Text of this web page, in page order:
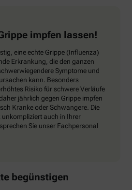
impfen lassen!
eine echte Grippe (Influenza)
Erkrankung, die den ganzen
Symptome und
kann. Besonders
Risiko für schwere Verläufe
jährlich gegen Grippe impfen
Kranke oder Schwangere. Die
auch in Ihrer
Sie unser Fachpersonal
begünstigen